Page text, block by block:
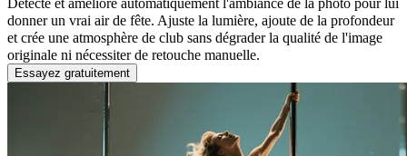
Détecte et améliore automatiquement l'ambiance de la photo pour lui
donner un vrai air de fête. Ajuste la lumière, ajoute de la profondeur
et crée une atmosphère de club sans dégrader la qualité de l'image
originale ni nécessiter de retouche manuelle.
Essayez gratuitement